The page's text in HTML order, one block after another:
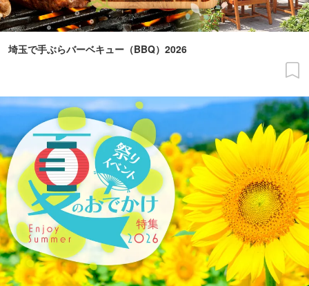
埼玉で手ぶらバーベキュー（BBQ）2026